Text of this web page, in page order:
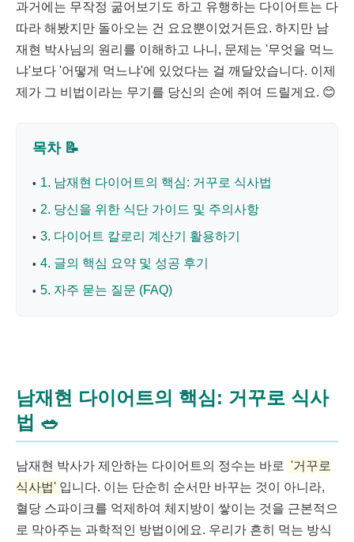
과거에는 무작정 굶어보기도 하고 유행하는 다이어트는 다
따라 해봤지만 돌아오는 건 요요뿐이었거든요. 하지만 남
재현 박사님의 원리를 이해하고 나니, 문제는 '무엇을 먹느
냐'보다 '어떻게 먹느냐'에 있었다는 걸 깨달았습니다. 이제
제가 그 비법이라는 무기를 당신의 손에 쥐여 드릴게요. 😊
목차 📝
1. 남재현 다이어트의 핵심: 거꾸로 식사법
2. 당신을 위한 식단 가이드 및 주의사항
3. 다이어트 칼로리 계산기 활용하기
4. 글의 핵심 요약 및 성공 후기
5. 자주 묻는 질문 (FAQ)
남재현 다이어트의 핵심: 거꾸로 식사
법 🥗
남재현 박사가 제안하는 다이어트의 정수는 바로 '거꾸로
식사법' 입니다. 이는 단순히 순서만 바꾸는 것이 아니라,
혈당 스파이크를 억제하여 체지방이 쌓이는 것을 근본적으
로 막아주는 과학적인 방법이에요. 우리가 흔히 먹는 방식